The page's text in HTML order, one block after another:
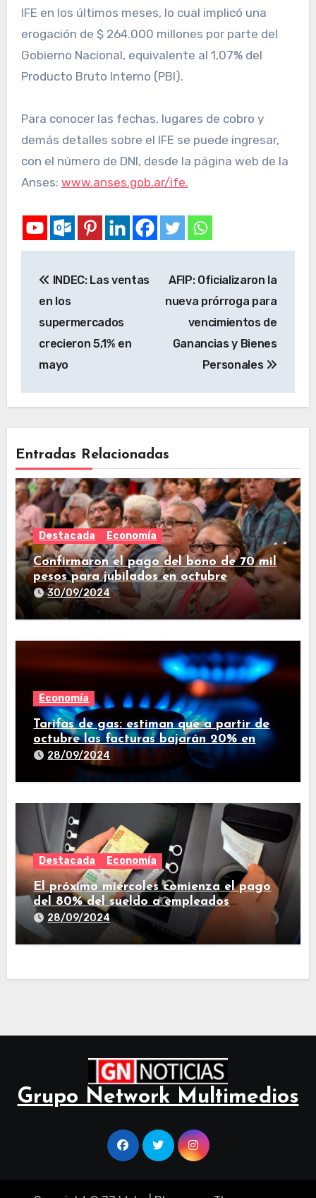
IFE en los últimos meses, lo cual implicó una
erogación de $ 264.000 millones por parte del
Gobierno Nacional, equivalente al 1,07% del
Producto Bruto Interno (PBI).
Para conocer las fechas, lugares de cobro y
demás detalles sobre el IFE se puede ingresar,
con el número de DNI, desde la página web de la
Anses: www.anses.gob.ar/ife.
INDEC: Las ventas
en los
supermercados
crecieron 5,1% en
mayo
AFIP: Oficializaron la
nueva prórroga para
vencimientos de
Ganancias y Bienes
Personales
Entradas Relacionadas
Destacada Economía
Confirmaron el pago del bono de 70 mil
pesos para jubilados en octubre
30/09/2024
Economía
Tarifas de gas: estiman que a partir de
octubre las facturas bajarán 20% en
promedio
28/09/2024
Destacada Economía
El próximo miércoles comienza el pago
del 80% del sueldo a empleados
estatales de Tucumán
28/09/2024
Grupo Network Multimedios